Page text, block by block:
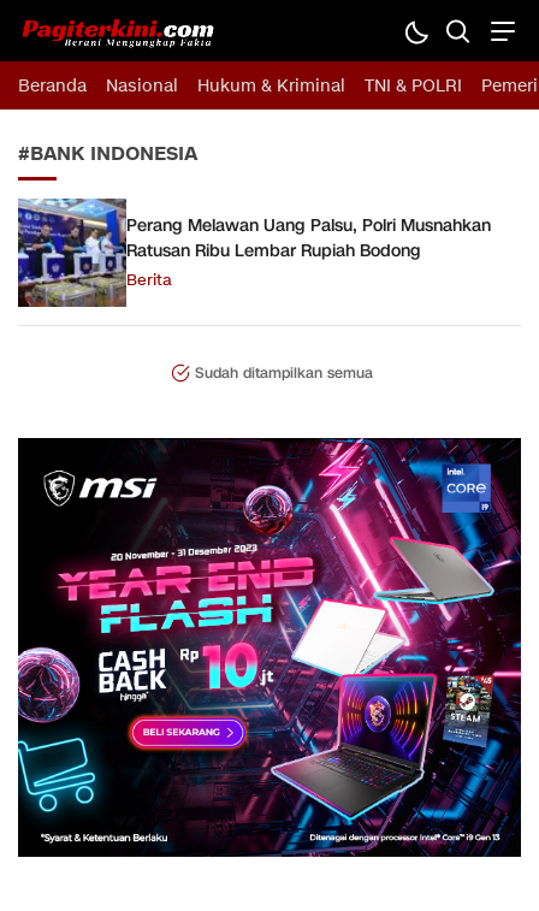
Pagiterkini.com
Berani Mengungkap Fakta
Beranda Nasional Hukum & Kriminal TNI & POLRI
#BANK INDONESIA
Perang Melawan Uang Palsu, Polri Musnahkan
Ratusan Ribu Lembar Rupiah Bodong
Berita
Sudah ditampilkan semua